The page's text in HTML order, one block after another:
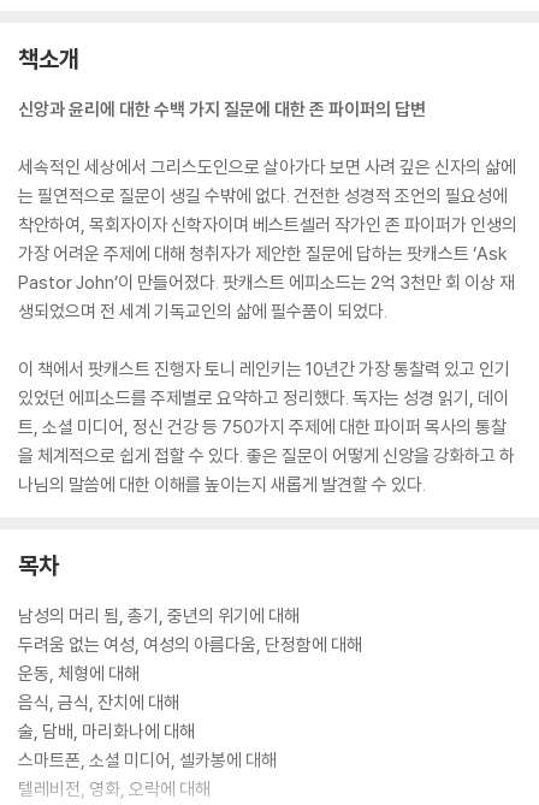
책소개
신앙과 윤리에 대한 수백 가지 질문에 대한 존 파이퍼의 답변
세속적인 세상에서 그리스도인으로 살아가다 보면 사려 깊은 신자의 삶에
는 필연적으로 질문이 생길 수밖에 없다. 건전한 성경적 조언의 필요성에
착안하여, 목회자이자 신학자이며 베스트셀러 작가인 존 파이퍼가 인생의
가장 어려운 주제에 대해 청취자가 제안한 질문에 답하는 팟캐스트 ‘Ask
Pastor John’이 만들어졌다. 팟캐스트 에피소드는 2억 3천만 회 이상 재
생되었으며 전 세계 기독교인의 삶에 필수품이 되었다.
이 책에서 팟캐스트 진행자 토니 레인키는 10년간 가장 통찰력 있고 인기
있었던 에피소드를 주제별로 요약하고 정리했다. 독자는 성경 읽기, 데이
트, 소셜 미디어, 정신 건강 등 750가지 주제에 대한 파이퍼 목사의 통찰
을 체계적으로 쉽게 접할 수 있다. 좋은 질문이 어떻게 신앙을 강화하고 하
나님의 말씀에 대한 이해를 높이는지 새롭게 발견할 수 있다.
목차
남성의 머리 됨, 총기, 중년의 위기에 대해
두려움 없는 여성, 여성의 아름다움, 단정함에 대해
운동, 체형에 대해
음식, 금식, 잔치에 대해
술, 담배, 마리화나에 대해
스마트폰, 소셜 미디어, 셀카봉에 대해
텔레비전, 영화, 오락에 대해